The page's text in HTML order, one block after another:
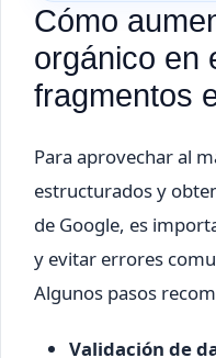
Cómo
orgánico en
fragmentos
Para aprovechar al
estructurados y
de Google, es
y evitar errores
Algunos pasos
Validación de